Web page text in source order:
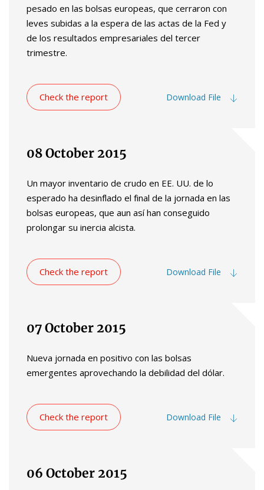
pesado en las bolsas europeas, que cerraron con
leves subidas a la espera de las actas de la Fed y
de los resultados empresariales del tercer
trimestre.
Check the report Download File
08 October 2015
Un mayor inventario de crudo en EE. UU. de lo
esperado ha desinflado el final de la jornada en las
bolsas europeas, que aun así han conseguido
prolongar su inercia alcista.
Check the report Download File
07 October 2015
Nueva jornada en positivo con las bolsas
emergentes aprovechando la debilidad del dólar.
Check the report Download File
06 October 2015